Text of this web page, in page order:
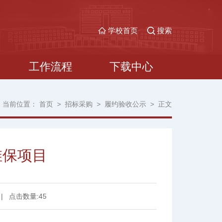
学校首页 搜索
工作流程 下载中心
当前位置： 首页 >招标采购 > 履约验收公示 > 正文
项目
点击数量:45